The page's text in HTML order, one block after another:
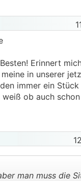
Erinnert
in unserer
immer ein
ob auch
man muss die